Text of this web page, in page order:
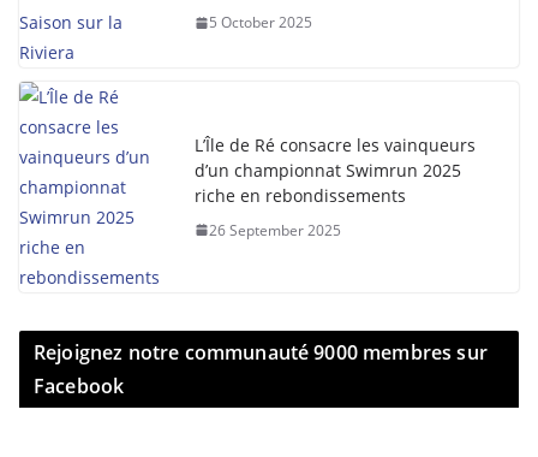
5 October 2025
L’Île de Ré consacre les vainqueurs
d’un championnat Swimrun 2025
riche en rebondissements
26 September 2025
Rejoignez notre communauté 9000 membres sur
Facebook